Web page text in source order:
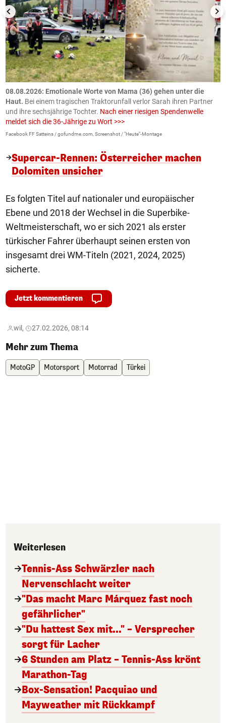
08.08.2026: Emotionale Worte von Mama (36) gehen unter die
Haut. Bei einem tragischen Traktorunfall verlor Sarah ihren Partner
und ihre sechsjährige Tochter. Nach einer riesigen Spendenwelle
meldet sich die 36-Jährige zu Wort >>>
Facebook FF Satteins / gofundme.com, Screenshot / "Heute"-Montage
Supercar-Rennen: Österreicher machen
Dolomiten unsicher
Es folgten Titel auf nationaler und europäischer
Ebene und 2018 der Wechsel in die Superbike-
Weltmeisterschaft, wo er sich 2021 als erster
türkischer Fahrer überhaupt seinen ersten von
insgesamt drei WM-Titeln (2021, 2024, 2025)
sicherte.
Jetzt kommentieren
wil, 27.02.2026, 08:14
Mehr zum Thema
MotoGP Motorsport Motorrad Türkei
Weiterlesen
Tennis-Ass Schwärzler nach
Nervenschlacht weiter
"Das macht Marc Márquez fast noch
gefährlicher"
"Du hattest Sex mit..." – Versprecher
sorgt für Lacher
6 Stunden am Platz – Tennis-Ass krönt
Marathon-Tag
Box-Sensation! Pacquiao und
Mayweather mit Rückkampf